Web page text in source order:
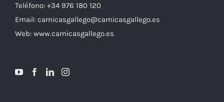
Teléfono: +34 976 180 120
Email: carnicasgallego@carnicasgallego.es
Web: www.carnicasgallego.es